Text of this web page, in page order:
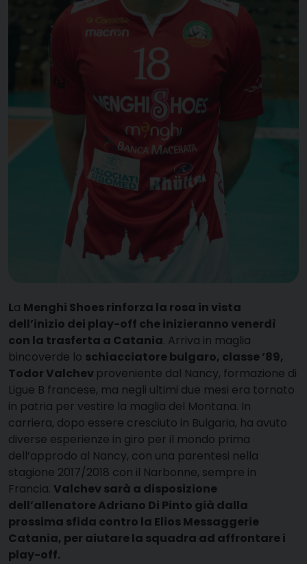
La Menghi Shoes rinforza la rosa in vista
dell’inizio dei play-off che inizieranno venerdì
con la trasferta a Catania. Arriva in maglia
bincoverde lo schiacciatore bulgaro, classe ’89,
Todor Valchev proveniente dal Nancy, formazione di
Ligue B francese, ma negli ultimi due mesi era tornato
in patria per vestire la maglia del Montana. In
carriera, dopo essere cresciuto in Bulgaria, ha avuto
diverse esperienze in giro per il mondo prima
dell’approdo al Nancy, con una parentesi nella
stagione 2017/2018 con il Narbonne, sempre in
Francia. Valchev sarà a disposizione
dell’allenatore Adriano Di Pinto già dalla
prossima sfida contro la Elios Messaggerie
Catania, per aiutare la squadra ad affrontare i
play-off.